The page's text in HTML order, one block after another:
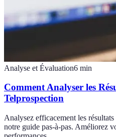
Analyse et Évaluation6 min
Comment Analyser les
Telprospection
Analysez efficacement les
notre guide pas-à-pas. Améliorez